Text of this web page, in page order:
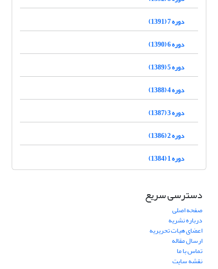
دوره 7 (1391)
دوره 6 (1390)
دوره 5 (1389)
دوره 4 (1388)
دوره 3 (1387)
دوره 2 (1386)
دوره 1 (1384)
دسترسی سریع
صفحه اصلی
درباره نشریه
اعضای هیات تحریریه
ارسال مقاله
تماس با ما
نقشه سایت